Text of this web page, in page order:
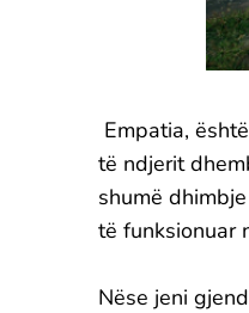
Empatia,
të ndjerit
shumë
të funksionuar
Nëse jeni